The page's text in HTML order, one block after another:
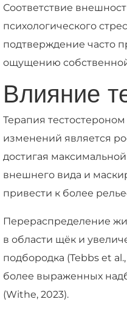
Соответствие
психологического
подтверждение часто
ощущению
Влияние
Терапия
изменений является
достигая
внешнего вида и
привести к более
Перераспределение
в области щёк и
подбородка (Tebbs et
более выраженных
(Withe, 2023).